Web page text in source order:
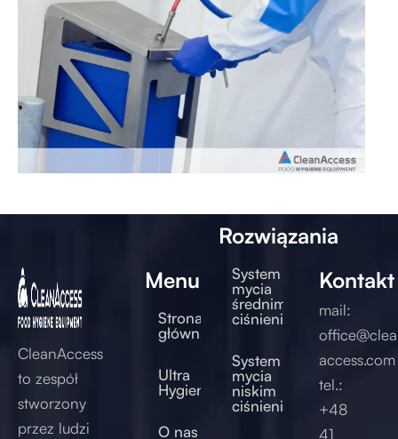
CleanAccess
to zespół
stworzony
przez ludzi
Menu
Strona
główna
Ultra
Hygienic®
O nas
Rozwiązania
System
mycia
średnim
ciśnieniem
System
mycia
niskim
ciśnieniem
Kontakt
mail:
access.com
tel.:
+48
41